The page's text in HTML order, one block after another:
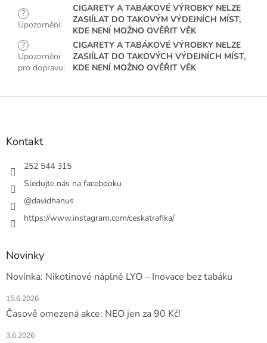
?
Upozornění:
CIGARETY A TABÁKOVÉ VÝROBKY NELZE
ZASIÍLAT DO TAKOVÝM VÝDEJNÍCH MÍST,
KDE NENÍ MOŽNO OVĚŘIT VĚK
?
Upozornění
pro dopravu:
CIGARETY A TABÁKOVÉ VÝROBKY NELZE
ZASIÍLAT DO TAKOVÝCH VÝDEJNÍCH MÍST,
KDE NENÍ MOŽNO OVĚŘIT VĚK
Z
Kontakt
252 544 315
Sledujte nás na facebooku
@davidhanus
https://www.instagram.com/ceskatrafika/
Novinky
Novinka: Nikotinové náplně LYO – Inovace bez tabáku
15.6.2026
Časově omezená akce: NEO jen za 90 Kč!
3.6.2026